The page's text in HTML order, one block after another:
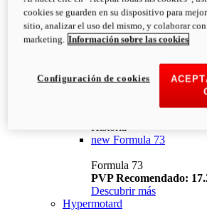
Historia
new Formula 73
Formula 73
PVP Recomendado:
Descubrir más
Hypermotard
cookies se guarden en su dispositivo para
sitio, analizar el uso del mismo, y colaborar
marketing. Información sobre las cookies
Configuración de cookies